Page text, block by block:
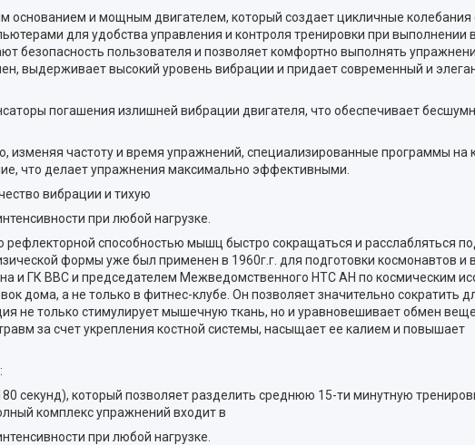
и мощным двигателем, который создает цикличные колебания
для удобства управления и контроля тренировки при выполнении
безопасность пользователя и позволяет комфортно выполнять
выдерживает высокий уровень вибрации и придает современный и
погашения излишней вибрации двигателя, что обеспечивает
изменяя частоту и время упражнений, специализированные программы на
что делает упражнения максимально эффективными.
вибрации и тихую
при любой нагрузке.
способностью мышц быстро сокращаться и расслабляться
формы уже был применен в 1960г.г. для подготовки космонавтов и
и ГК ВВС и председателем Межведомственного НТС АН по космическим
дома, а не только в фитнес-клубе. Он позволяет значительно сократить
не только стимулирует мышечную ткань, но и уравновешивает обмен
за счет укрепления костной системы, насыщает ее калием и повышает
секунд), который позволяет разделить среднюю 15-ти минутную
комплекс упражнений входит в
при любой нагрузке.